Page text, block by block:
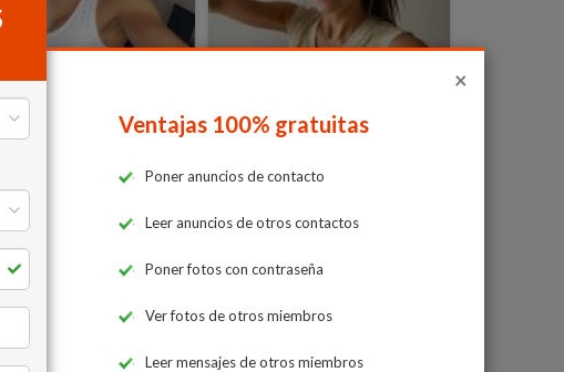
Dolores34038 años
×
Ventajas 100% gratuitas
Poner anuncios de contacto
Leer anuncios de otros contactos
Poner fotos con contraseña
Ver fotos de otros miembros
Leer mensajes de otros miembros